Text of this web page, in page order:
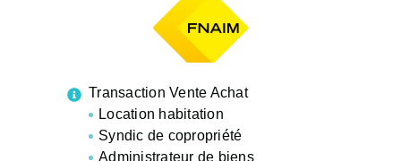
Transaction Vente Achat
Location habitation
Syndic de copropriété
Administrateur de biens